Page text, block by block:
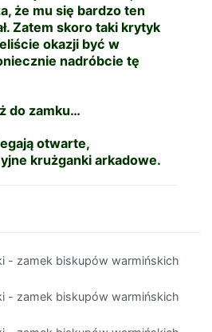
że mu się bardzo ten
Zatem skoro taki krytyk
okazji być w
nadróbcie tę
do zamku…
otwarte,
krużganki arkadowe.